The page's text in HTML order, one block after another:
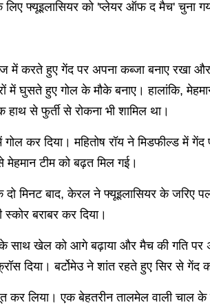
लिए फ्यूइलासियर को 'प्लेयर ऑफ द मैच' चुना
करते हुए गेंद पर अपना कब्जा बनाए रखा
में घुसते हुए गोल के मौके बनाए। हालांकि,
से फुर्ती से रोकना भी शामिल था।
कर दिया। महितोष रॉय ने मिडफील्ड में
टीम को बढ़त मिल गई।
दो मिनट बाद, केरल ने फ्यूइलासियर के
बराबर कर दिया।
खेल को आगे बढ़ाया और मैच की गति पर
दिया। बर्टोमेउ ने शांत रहते हुए सिर से गेंद
कर लिया। एक बेहतरीन तालमेल वाली चाल